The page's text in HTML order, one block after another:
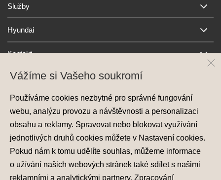
Služby
Hyundai
Kontakt
Ochrana osobních údajů
Nastavení cookies
Vážíme si Vašeho soukromí
Používáme cookies nezbytné pro správné fungování
webu, analýzu provozu a návštěvnosti a personalizaci
obsahu a reklamy. Spravovat nebo blokovat využívání
jednotlivých druhů cookies můžete v Nastavení cookies.
Pokud nám k tomu udělíte souhlas, můžeme informace
o užívání našich webových stránek také sdílet s našimi
reklamními a analytickými partnery. Zpracování